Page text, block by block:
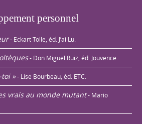
personnel
- Eckart Tolle, éd. J’ai Lu.
- Don Miguel Ruiz, éd. Jouvence.
»- Lise Bourbeau, éd. ETC.
vrais au monde mutant- Mario